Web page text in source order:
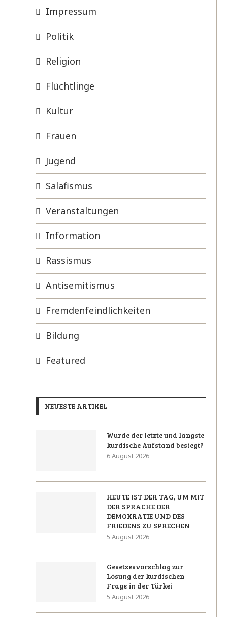
Impressum
Politik
Religion
Flüchtlinge
Kultur
Frauen
Jugend
Salafismus
Veranstaltungen
Information
Rassismus
Antisemitismus
Fremdenfeindlichkeiten
Bildung
Featured
NEUESTE ARTIKEL
Wurde der letzte und längste
kurdische Aufstand besiegt?
6 August 2026
HEUTE IST DER TAG, UM MIT
DER SPRACHE DER
DEMOKRATIE UND DES
FRIEDENS ZU SPRECHEN
5 August 2026
Gesetzesvorschlag zur
Lösung der kurdischen
Frage in der Türkei
5 August 2026